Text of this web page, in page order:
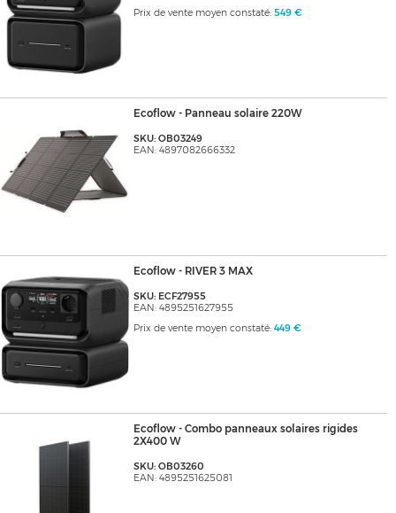
Prix de vente moyen constaté: 549 €
Ecoflow - Panneau solaire 220W
SKU: OB03249
EAN: 4897082666332
Ecoflow - RIVER 3 MAX
SKU: ECF27955
EAN: 4895251627955
Prix de vente moyen constaté: 449 €
Ecoflow - Combo panneaux solaires rigides
2X400 W
SKU: OB03260
EAN: 4895251625081